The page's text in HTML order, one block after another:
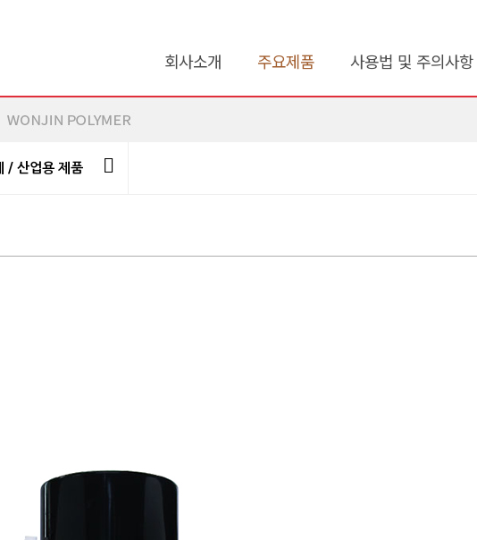
회사소개 주요제품 사용법 및 주의사항
/ 산업용 제품